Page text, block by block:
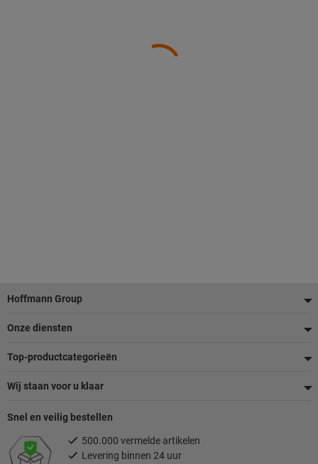
Voettekst
Hoffmann Group
Onze diensten
Top-productcategorieën
Wij staan voor u klaar
Snel en veilig bestellen
500.000 vermelde artikelen
Levering binnen 24 uur